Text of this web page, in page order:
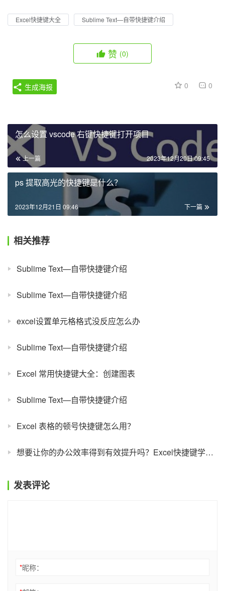
Excel快捷键大全 Sublime Text—自带快捷键介绍
赞 (0)
0 0
生成海报
怎么设置 vscode 右键快捷键打开项目
上一篇 2023年12月20日 09:45
ps 提取高光的快捷键是什么？
下一篇
2023年12月21日 09:46
相关推荐
Sublime Text—自带快捷键介绍
Sublime Text—自带快捷键介绍
excel设置单元格格式没反应怎么办
Sublime Text—自带快捷键介绍
Excel 常用快捷键大全：创建图表
Sublime Text—自带快捷键介绍
Excel 表格的顿号快捷键怎么用？
想要让你的办公效率得到有效提升吗？Excel快捷键学起来！
发表评论
*昵称：